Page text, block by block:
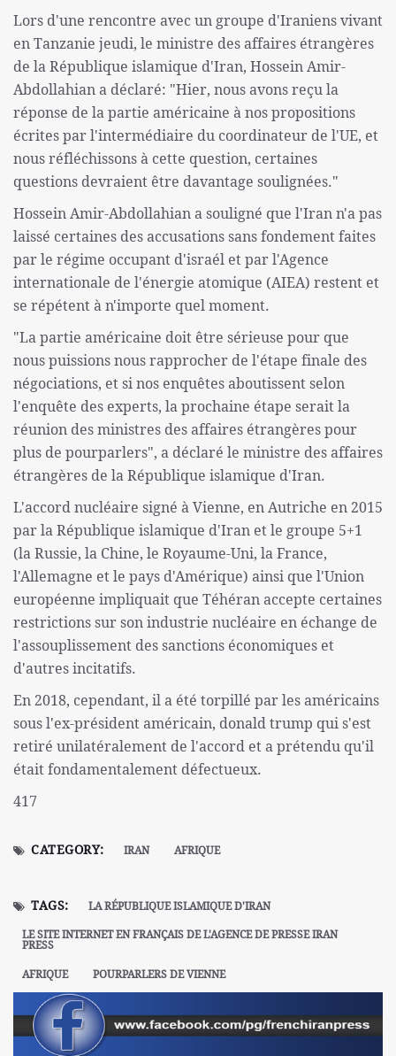
Lors d'une rencontre avec un groupe d'Iraniens vivant
en Tanzanie jeudi, le ministre des affaires étrangères
de la République islamique d'Iran, Hossein Amir-
Abdollahian a déclaré: "Hier, nous avons reçu la
réponse de la partie américaine à nos propositions
écrites par l'intermédiaire du coordinateur de l'UE, et
nous réfléchissons à cette question, certaines
questions devraient être davantage soulignées."
Hossein Amir-Abdollahian a souligné que l'Iran n'a pas
laissé certaines des accusations sans fondement faites
par le régime occupant d'israél et par l'Agence
internationale de l'énergie atomique (AIEA) restent et
se répétent à n'importe quel moment.
"La partie américaine doit être sérieuse pour que
nous puissions nous rapprocher de l'étape finale des
négociations, et si nos enquêtes aboutissent selon
l'enquête des experts, la prochaine étape serait la
réunion des ministres des affaires étrangères pour
plus de pourparlers", a déclaré le ministre des affaires
étrangères de la République islamique d'Iran.
L'accord nucléaire signé à Vienne, en Autriche en 2015
par la République islamique d'Iran et le groupe 5+1
(la Russie, la Chine, le Royaume-Uni, la France,
l'Allemagne et le pays d'Amérique) ainsi que l'Union
européenne impliquait que Téhéran accepte certaines
restrictions sur son industrie nucléaire en échange de
l'assouplissement des sanctions économiques et
d'autres incitatifs.
En 2018, cependant, il a été torpillé par les américains
sous l'ex-président américain, donald trump qui s'est
retiré unilatéralement de l'accord et a prétendu qu'il
était fondamentalement défectueux.
417
CATEGORY: IRAN AFRIQUE
TAGS:
LA RÉPUBLIQUE ISLAMIQUE D'IRAN
LE SITE INTERNET EN FRANÇAIS DE L'AGENCE DE PRESSE IRAN
PRESS
AFRIQUE
POURPARLERS DE VIENNE